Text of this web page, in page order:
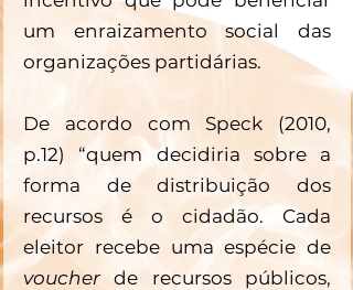
um enraizamento social das
organizações partidárias.
De acordo com Speck (2010,
p.12) “quem decidiria sobre a
forma de distribuição dos
recursos é o cidadão. Cada
voucher de recursos públicos,